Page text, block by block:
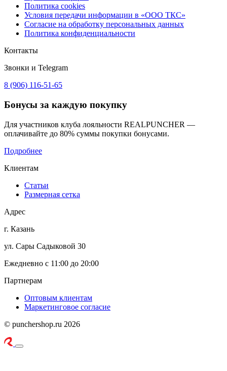
Политика cookies
Условия передачи информации в «ООО ТКС»
Согласие на обработку персональных данных
Политика конфиденциальности
Контакты
Звонки и Telegram
8 (906) 116-51-65
Бонусы за каждую покупку
Для участников клуба лояльности REALPUNCHER —
оплачивайте до 80% суммы покупки бонусами.
Подробнее
Клиентам
Статьи
Размерная сетка
Адрес
г. Казань
ул. Сары Садыковой 30
Ежедневно с 11:00 до 20:00
Партнерам
Оптовым клиентам
Маркетинговое согласие
© punchershop.ru 2026